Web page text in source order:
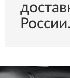
России.